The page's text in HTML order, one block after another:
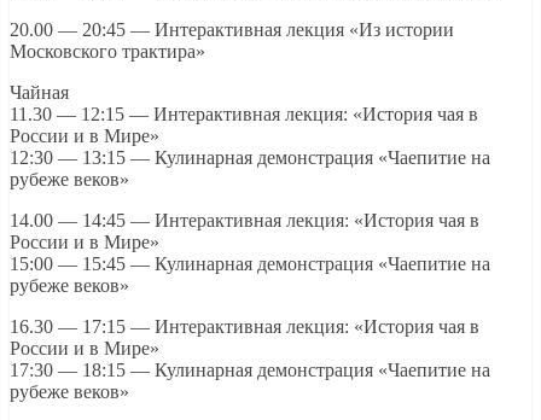
20.00 — 20:45 — Интерактивная лекция «Из истории
Московского трактира»
Чайная
11.30 — 12:15 — Интерактивная лекция: «История чая в
России и в Мире»
12:30 — 13:15 — Кулинарная демонстрация «Чаепитие на
рубеже веков»
14.00 — 14:45 — Интерактивная лекция: «История чая в
России и в Мире»
15:00 — 15:45 — Кулинарная демонстрация «Чаепитие на
рубеже веков»
16.30 — 17:15 — Интерактивная лекция: «История чая в
России и в Мире»
17:30 — 18:15 — Кулинарная демонстрация «Чаепитие на
рубеже веков»